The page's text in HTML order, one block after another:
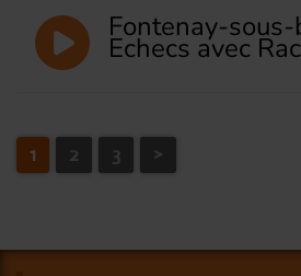
Fontenay-sous-
Echecs avec
1 2 3 >